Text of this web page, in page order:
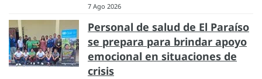
7 Ago 2026
Personal de salud de El Paraíso
se prepara para brindar apoyo
emocional en situaciones de
crisis